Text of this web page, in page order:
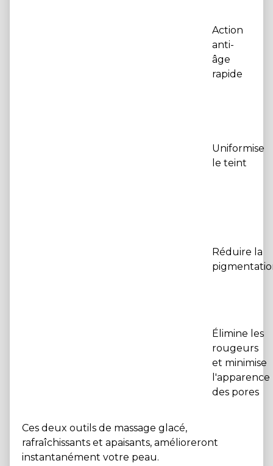
Action
anti-
âge
rapide
Uniformise
le teint
Réduire la
Élimine les
rougeurs
et minimise
l'apparence
des pores
Ces deux outils de massage glacé,
rafraîchissants et apaisants, amélioreront
instantanément votre peau.